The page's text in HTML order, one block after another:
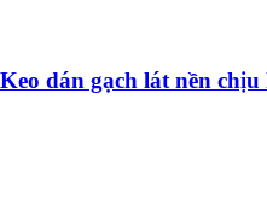
Keo dán gạch lát nền